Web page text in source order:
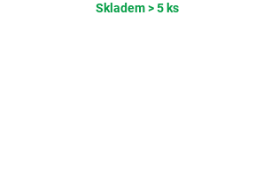
Skladem> 5 ks